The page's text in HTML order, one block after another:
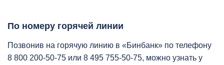
По номеру горячей линии
Позвонив на горячую линию в «Бинбанк» по телефону
8 800 200-50-75 или 8 495 755-50-75, можно узнать у